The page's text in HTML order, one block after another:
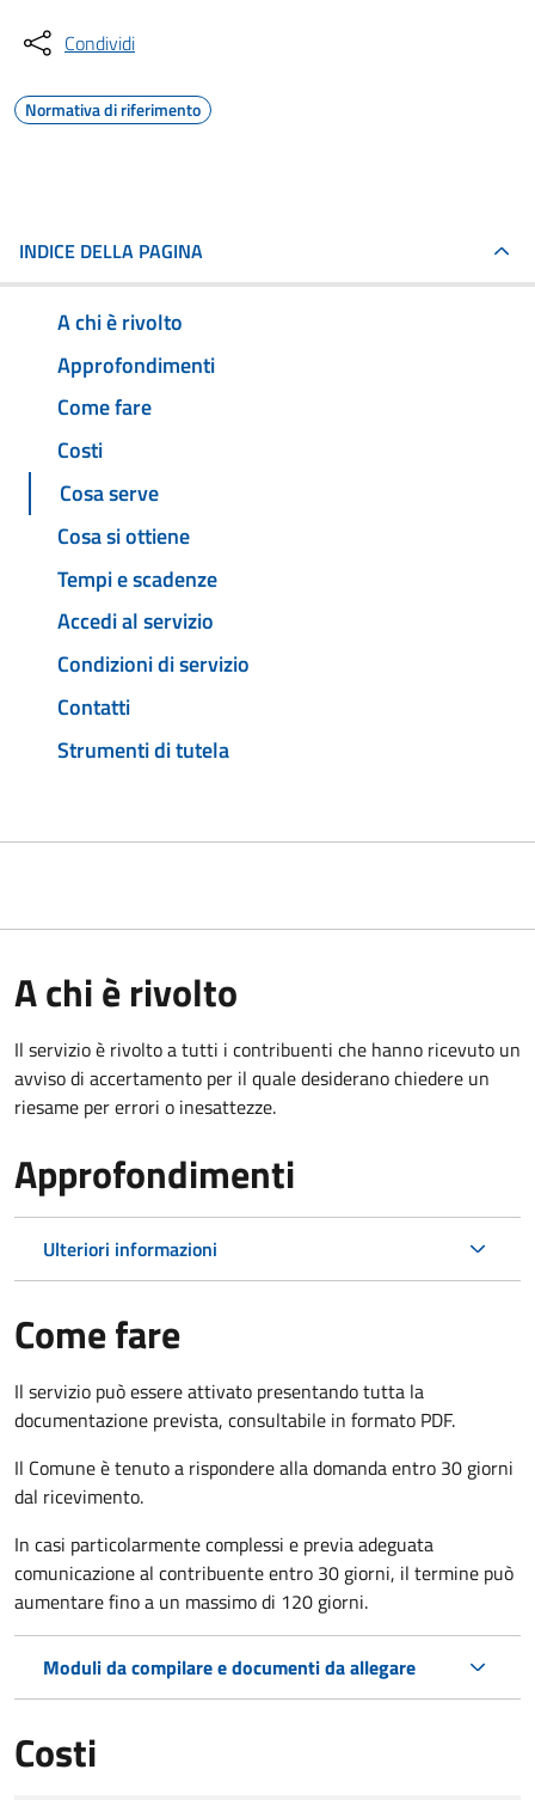
Condividi
Normativa di riferimento
INDICE DELLA PAGINA
A chi è rivolto
Approfondimenti
Come fare
Costi
Cosa serve
Cosa si ottiene
Tempi e scadenze
Accedi al servizio
Condizioni di servizio
Contatti
Strumenti di tutela
A chi è rivolto
Il servizio è rivolto a tutti i contribuenti che hanno ricevuto un
avviso di accertamento per il quale desiderano chiedere un
riesame per errori o inesattezze.
Approfondimenti
Ulteriori informazioni
Come fare
Il servizio può essere attivato presentando tutta la
documentazione prevista, consultabile in formato PDF.
Il Comune è tenuto a rispondere alla domanda entro 30 giorni
dal ricevimento.
In casi particolarmente complessi e previa adeguata
comunicazione al contribuente entro 30 giorni, il termine può
aumentare fino a un massimo di 120 giorni.
Moduli da compilare e documenti da allegare
Costi